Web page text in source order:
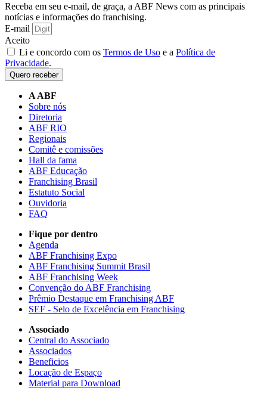
Receba em seu e-mail, de graça, a ABF News com as principais
notícias e informações do franchising.
E-mail
Aceito
Li e concordo com os Termos de Uso e a Política de
Privacidade.
Quero receber
A ABF
Sobre nós
Diretoria
ABF RIO
Regionais
Comitê e comissões
Hall da fama
ABF Educação
Franchising Brasil
Estatuto Social
Ouvidoria
FAQ
Fique por dentro
Agenda
ABF Franchising Expo
ABF Franchising Summit Brasil
ABF Franchising Week
Convenção do ABF Franchising
Prêmio Destaque em Franchising ABF
SEF - Selo de Excelência em Franchising
Associado
Central do Associado
Associados
Beneficios
Locação de Espaço
Material para Download